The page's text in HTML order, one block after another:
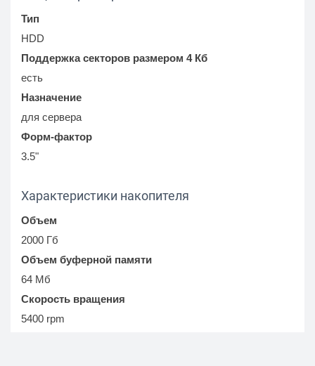
Тип
HDD
Поддержка секторов размером 4 Кб
есть
Назначение
для сервера
Форм-фактор
3.5"
Характеристики накопителя
Объем
2000 Гб
Объем буферной памяти
64 Мб
Скорость вращения
5400 rpm